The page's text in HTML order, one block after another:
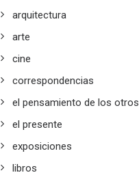
arquitectura
arte
cine
correspondencias
el pensamiento de los otros
el presente
exposiciones
libros